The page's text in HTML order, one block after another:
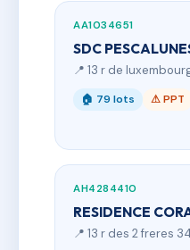
AA1034651
SDC
📍 13 r de
🏠 79 lots ⚠ PPT
AH4284410
RESIDENCE
📍 13 r des 2 freres